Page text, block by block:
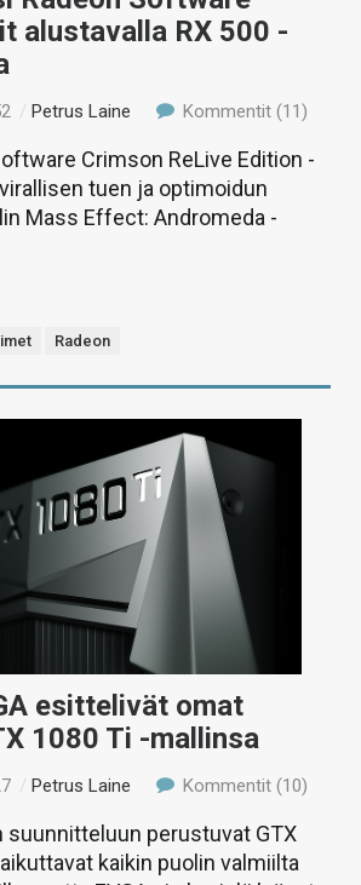
alustavalla RX 500 -
/ Petrus Laine Kommentit (11)
Crimson ReLive Edition -
tuen ja optimoidun
Mass Effect: Andromeda -
Radeon
esittelivät omat
1080 Ti -mallinsa
/Petrus Laine Kommentit (10)
suunnitteluun perustuvat GTX
kaikin puolin valmiilta